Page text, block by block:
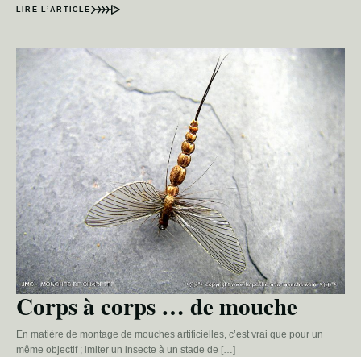
LIRE L’ARTICLE
Corps à corps … de mouche
En matière de montage de mouches artificielles, c’est vrai que pour un
même objectif ; imiter un insecte à un stade de […]